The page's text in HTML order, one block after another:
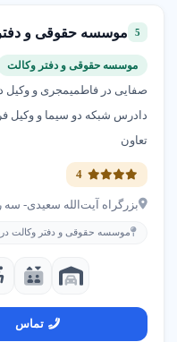
5 موسسه حقوقی و
موسسه حقوقی و دفتر وکالت
صفایی در فاطمیمجری و وکیل
دادرس شبکه دو سیما و وکیل
تعاون
بزرگراه آیت‌الله سعیدی- سه
موسسه حقوقی و دفتر وکالت در
تماس